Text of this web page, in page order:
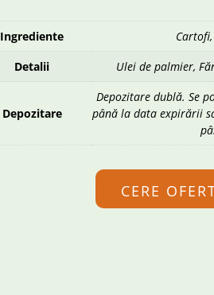
Ingrediente
Detalii
Ulei de palmier,
Depozitare
Depozitare dublă. Se
până la data expirării
CERE